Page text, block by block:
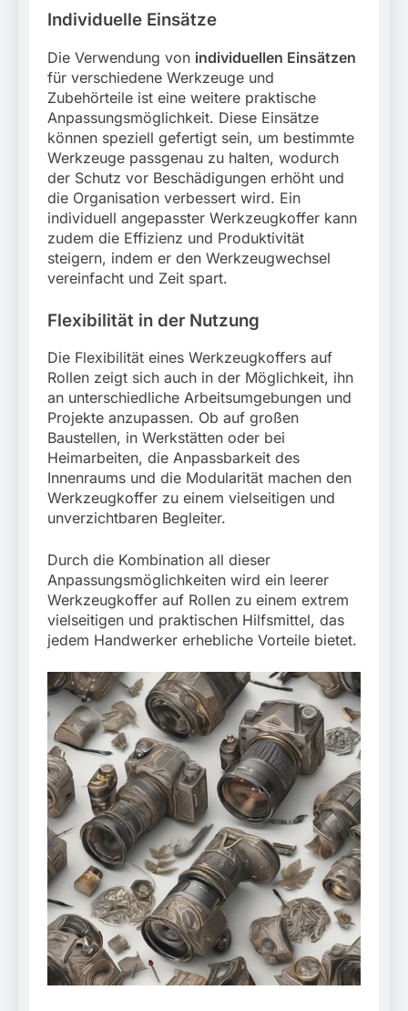
Individuelle Einsätze
Die Verwendung von individuellen Einsätzen
für verschiedene Werkzeuge und
Zubehörteile ist eine weitere praktische
Anpassungsmöglichkeit. Diese Einsätze
können speziell gefertigt sein, um bestimmte
Werkzeuge passgenau zu halten, wodurch
der Schutz vor Beschädigungen erhöht und
die Organisation verbessert wird. Ein
individuell angepasster Werkzeugkoffer kann
zudem die Effizienz und Produktivität
steigern, indem er den Werkzeugwechsel
vereinfacht und Zeit spart.
Flexibilität in der Nutzung
Die Flexibilität eines Werkzeugkoffers auf
Rollen zeigt sich auch in der Möglichkeit, ihn
an unterschiedliche Arbeitsumgebungen und
Projekte anzupassen. Ob auf großen
Baustellen, in Werkstätten oder bei
Heimarbeiten, die Anpassbarkeit des
Innenraums und die Modularität machen den
Werkzeugkoffer zu einem vielseitigen und
unverzichtbaren Begleiter.
Durch die Kombination all dieser
Anpassungsmöglichkeiten wird ein leerer
Werkzeugkoffer auf Rollen zu einem extrem
vielseitigen und praktischen Hilfsmittel, das
jedem Handwerker erhebliche Vorteile bietet.